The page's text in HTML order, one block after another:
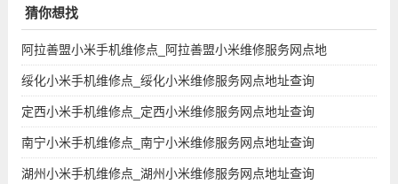
猜你想找
阿拉善盟小米手机维修点_阿拉善盟小米维修服务网点地
绥化小米手机维修点_绥化小米维修服务网点地址查询
定西小米手机维修点_定西小米维修服务网点地址查询
南宁小米手机维修点_南宁小米维修服务网点地址查询
湖州小米手机维修点_湖州小米维修服务网点地址查询